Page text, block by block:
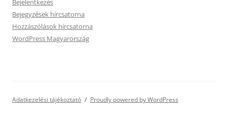
Bejelentkezés
Bejegyzések hírcsatorna
Hozzászólások hírcsatorna
WordPress Magyarország
Adatkezelési tájékoztató Proudly powered by WordPress